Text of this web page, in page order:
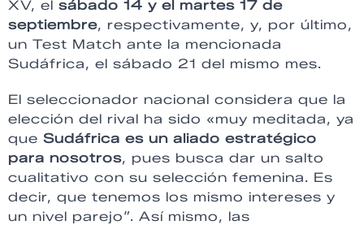
XV, el sábado 14 y el martes 17 de
septiembre, respectivamente, y, por último,
un Test Match ante la mencionada
Sudáfrica, el sábado 21 del mismo mes.
El seleccionador nacional considera que la
elección del rival ha sido «muy meditada, ya
que Sudáfrica es un aliado estratégico
para nosotros, pues busca dar un salto
cualitativo con su selección femenina. Es
decir, que tenemos los mismo intereses y
un nivel parejo”. Así mismo, las